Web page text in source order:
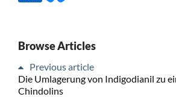
Browse Articles
Previous article
Die Umlagerung von Indigodianil zu
Chindolins